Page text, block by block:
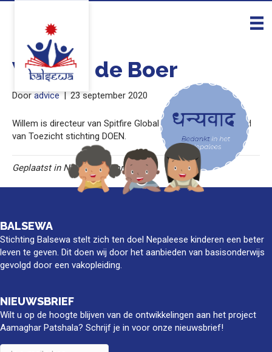
Willem de Boer
Dooradvice|23 september 2020
Willem is directeur van Spitfire Global B.V. en voorzitter Raad
van Toezicht stichting DOEN.
Geplaatst in Niet gecategoriseerd
BALSEWA
Stichting Balsewa stelt zich ten doel Nepaleese kinderen een beter
leven te geven. Dit doen wij door het aanbieden van basisonderwijs
gevolgd door een vakopleiding.
NIEUWSBRIEF
Wilt u op de hoogte blijven van de ontwikkelingen aan het project
Aamaghar Patshala? Schrijf je in voor onze nieuwsbrief!